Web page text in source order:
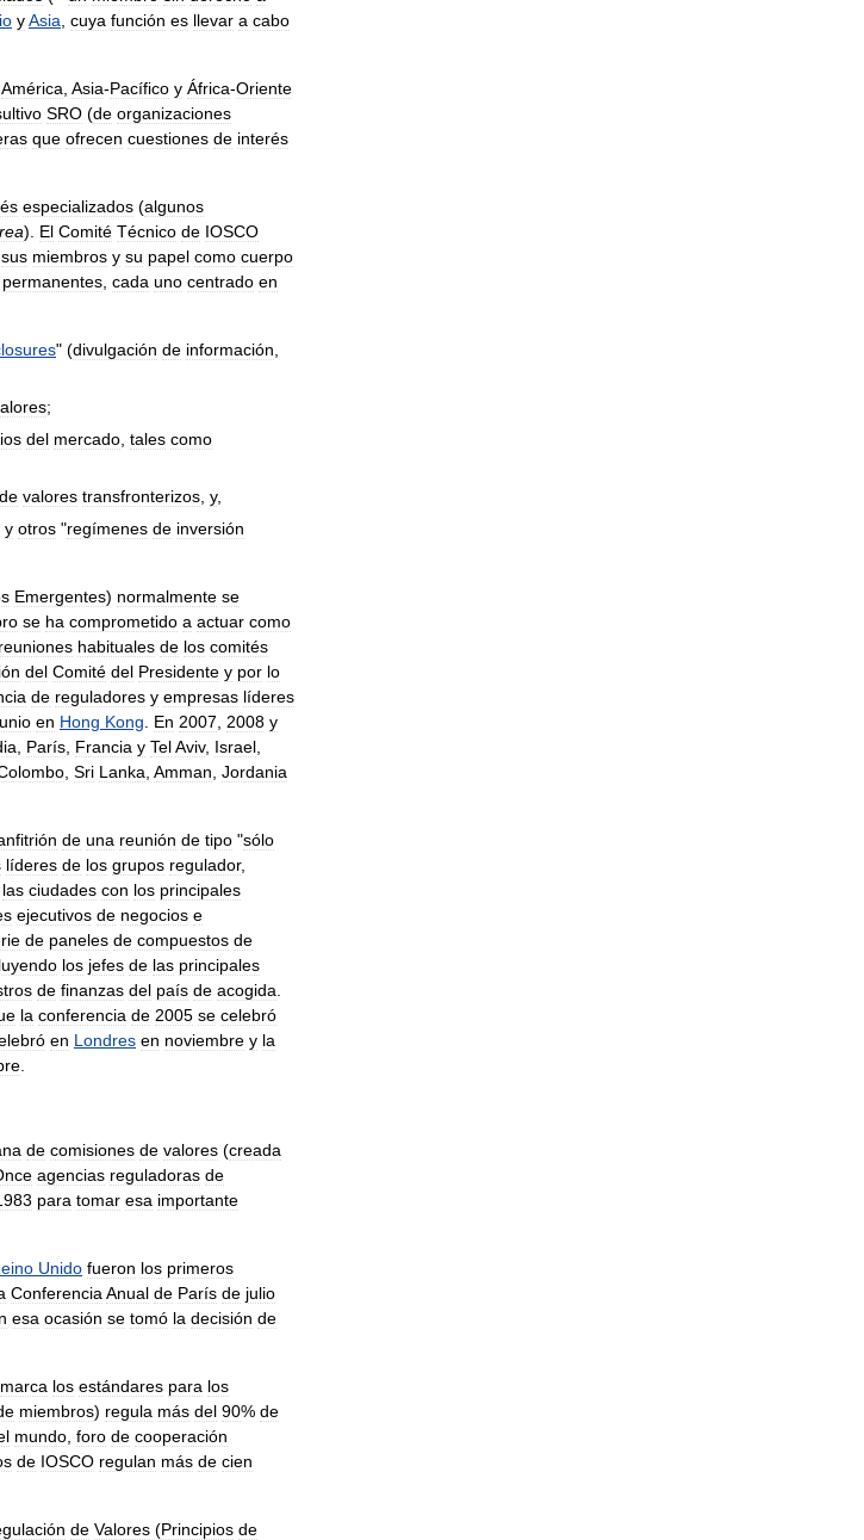
yAsia cuya función es llevar a cabo
América Asia-Pacífico y África-Oriente
SRO (de organizaciones
que ofrecen cuestiones de interés
especializados (algunos
). El Comité Técnico de IOSCO
sus miembros y su papel como cuerpo
permanentes cada uno centrado en
" (divulgación de información
;
del mercado tales como
de valores transfronterizos y,
y otros "regímenes de inversión
Emergentes) normalmente se
se ha comprometido a actuar como
reuniones habituales de los comités
del Comité del Presidente y por lo
de reguladores y empresas líderes
en Hong Kong En 2007 2008 y
París Francia y TelAviv, Israel
Sri Lanka Amman Jordania
de una reunión de tipo "sólo
líderes de los grupos regulador,
las ciudades con los principales
ejecutivos de negocios e
de paneles de compuestos de
los jefes de las principales
de finanzas del país de acogida
la conferencia de 2005 se celebró
en Londres en noviembre y la
de comisiones de valores (creada
agencias reguladoras de
para tomar esa importante
Unido fueron los primeros
Conferencia Anual de París de julio
esa ocasión se tomó la decisión de
marca los estándares para los
miembros) regula más del 90% de
mundo foro de cooperación
de IOSCO regulan más de cien
de Valores (Principios de